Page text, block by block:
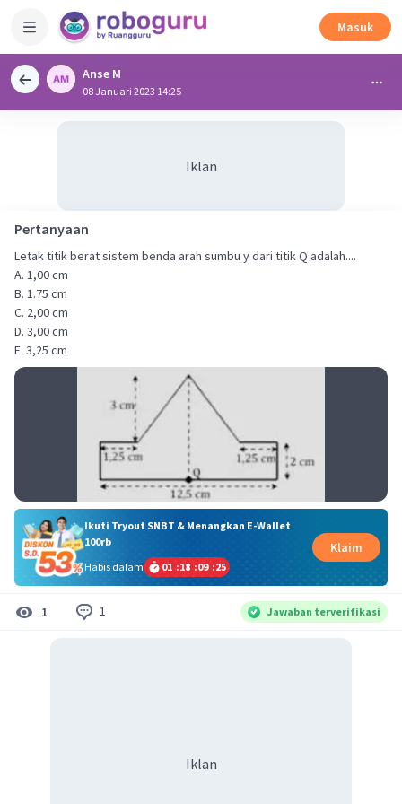
Masuk
Anse M
08 Januari 2023 14:25
Iklan
Pertanyaan
Letak titik berat sistem benda arah sumbu y dari titik Q adalah....
A. 1,00 cm
B. 1.75 cm
C. 2,00 cm
D. 3,00 cm
E. 3,25 cm
Ikuti Tryout SNBT & Menangkan E-Wallet
100rb
Habis dalam
01 :18 :09 :25
Klaim
1 1 Jawaban terverifikasi
Iklan